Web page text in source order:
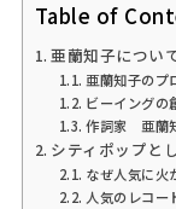
Table of
亜蘭知子につい
亜蘭知子のプ
ビーイングの
作詞家 亜蘭
シティポップと
なぜ人気に火
人気のレコー